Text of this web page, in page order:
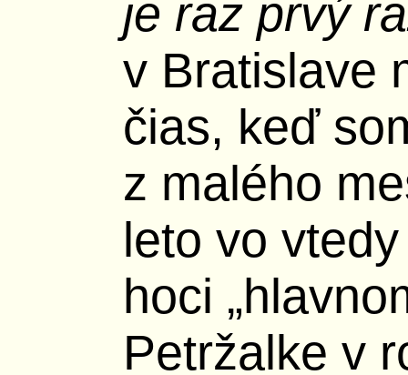
je raz prvý
v Bratislave
čias, keď
z malého
leto vo
hoci
Petržalke v